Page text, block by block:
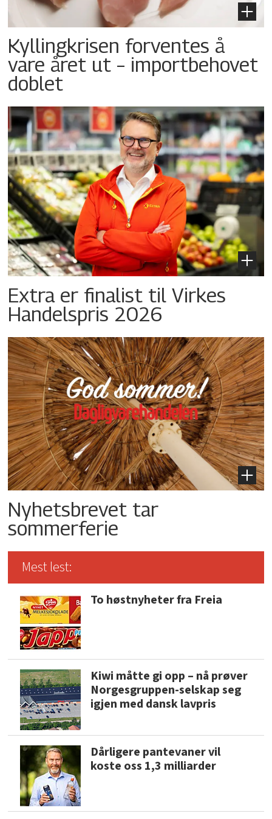
Kyllingkrisen forventes å
vare året ut – importbehovet
doblet
Extra er finalist til Virkes
Handelspris 2026
Nyhetsbrevet tar
sommerferie
Mest lest:
To høstnyheter fra Freia
Kiwi måtte gi opp – nå prøver
Norgesgruppen-selskap seg
igjen med dansk lavpris
Dårligere pantevaner vil
koste oss 1,3 milliarder